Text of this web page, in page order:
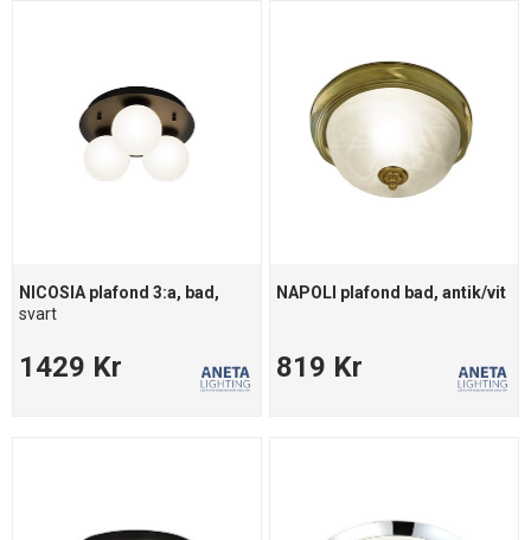
NICOSIA plafond 3:a, bad,
svart
1429 Kr
NAPOLI plafond bad, antik/vit
819 Kr